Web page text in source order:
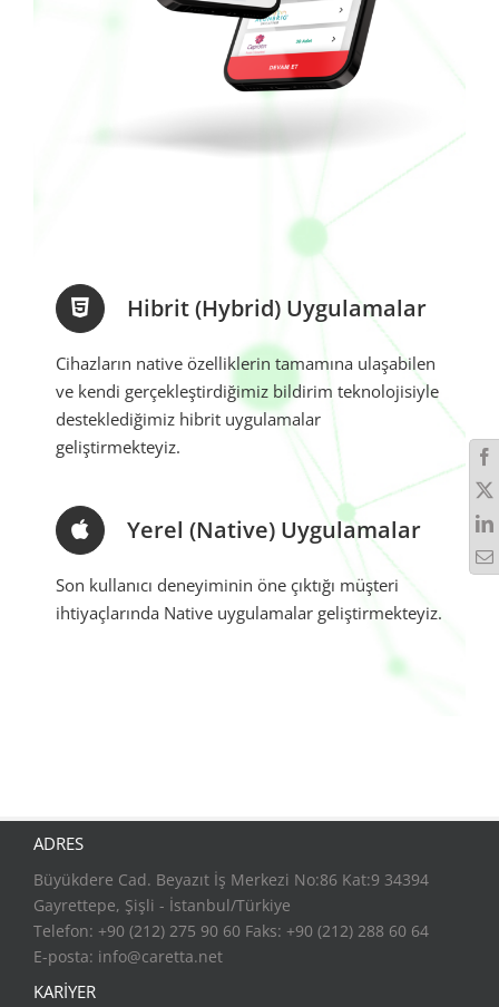
Hibrit (Hybrid) Uygulamalar
Cihazların native özelliklerin tamamına ulaşabilen
ve kendi gerçekleştirdiğimiz bildirim teknolojisiyle
desteklediğimiz hibrit uygulamalar
geliştirmekteyiz.
Yerel (Native) Uygulamalar
Son kullanıcı deneyiminin öne çıktığı müşteri
ihtiyaçlarında Native uygulamalar geliştirmekteyiz.
ADRES
Büyükdere Cad. Beyazıt İş Merkezi No:86 Kat:9 34394
Gayrettepe, Şişli - İstanbul/Türkiye
Telefon: +90 (212) 275 90 60 Faks: +90 (212) 288 60 64
E-posta: info@caretta.net
KARİYER